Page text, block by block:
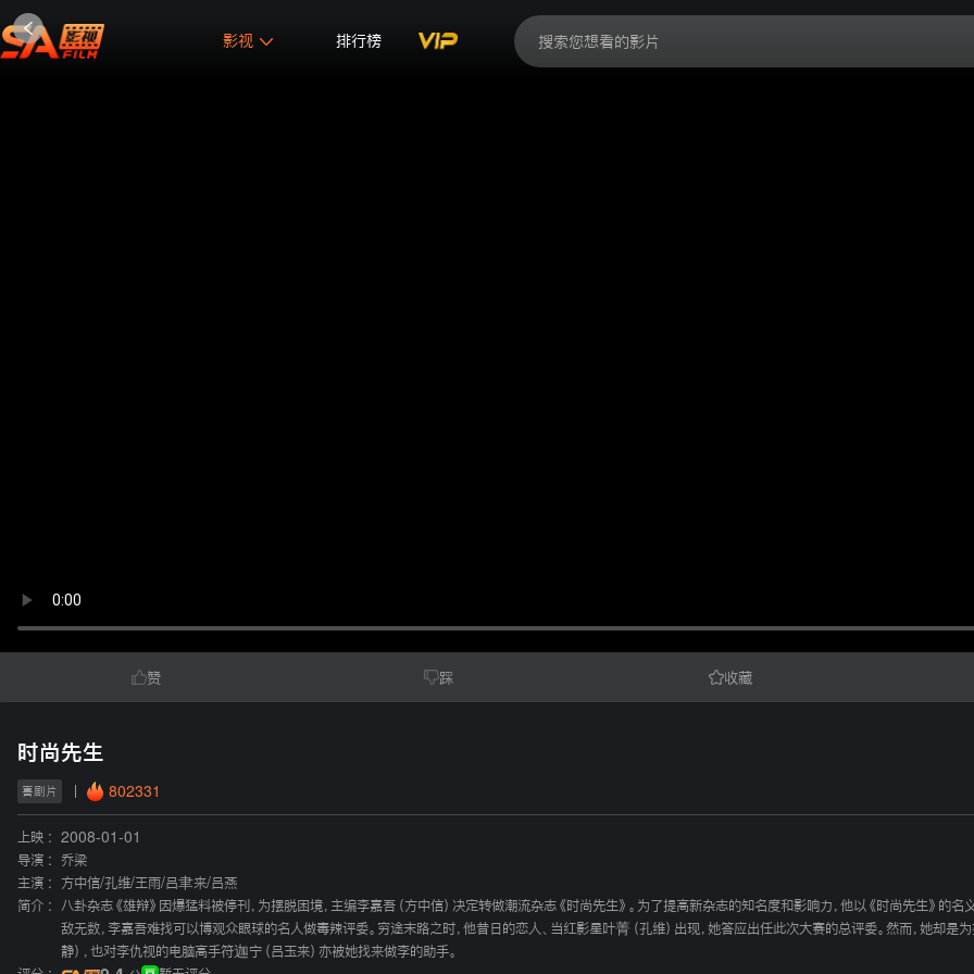
影视 排行榜
赞 踩 收藏
时尚先生
喜剧片 802331
上映 :
2008-01-01
导演 :
乔梁
主演 :
方中信/孔维/王雨/吕聿来/吕燕
简介 :
八卦杂志《雄辩》因爆猛料被停刊，为摆脱困境，主编李嘉吾（方中信）决定转做潮流杂志《时尚先生》。为了提高新杂志的知名度和影响力，他以《时尚先生》的
敌无数，李嘉吾难找可以博观众眼球的名人做毒辣评委。穷途末路之时，他昔日的恋人、当红影星叶菁（孔维）出现，她答应出任此次大赛的总评委。然而，她却
静），也对李仇视的电脑高手符迦宁（吕玉来）亦被她找来做李的助手。